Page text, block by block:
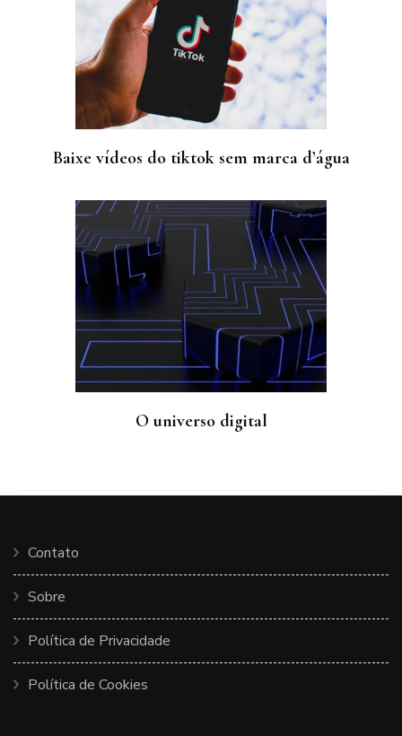
Baixe vídeos do tiktok sem marca d’água
O universo digital
Contato
Sobre
Política de Privacidade
Política de Cookies